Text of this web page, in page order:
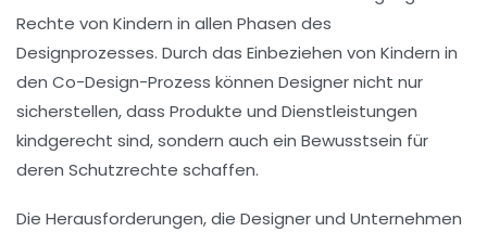
Rechte von Kindern in allen Phasen des
Designprozesses. Durch das Einbeziehen von Kindern in
den Co-Design-Prozess können Designer nicht nur
sicherstellen, dass Produkte und Dienstleistungen
kindgerecht sind, sondern auch ein Bewusstsein für
deren Schutzrechte schaffen.
Die Herausforderungen, die Designer und Unternehmen